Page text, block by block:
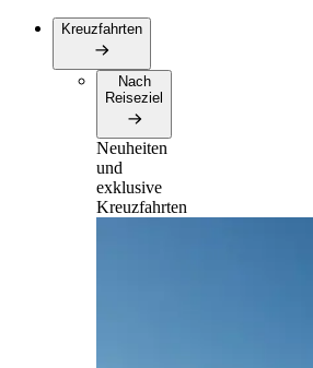
Kreuzfahrten
Nach
Reiseziel
Neuheiten
und
exklusive
Kreuzfahrten